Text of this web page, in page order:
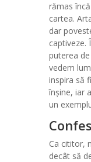
rămas
cartea.
dar
captiveze.
puterea
vedem
inspira să
înșine, iar
un
Ca cititor,
decât să